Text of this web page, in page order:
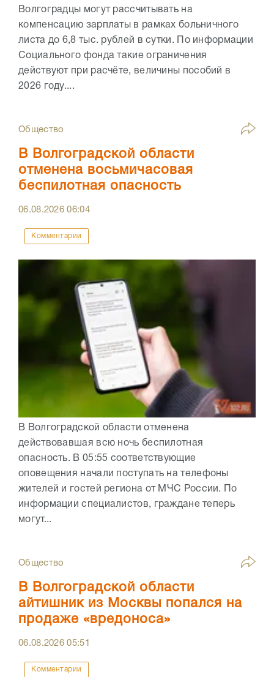
Волгоградцы могут рассчитывать на
компенсацию зарплаты в рамках больничного
листа до 6,8 тыс. рублей в сутки. По информации
Социального фонда такие ограничения
действуют при расчёте, величины пособий в
2026 году....
Общество
В Волгоградской области
отменена восьмичасовая
беспилотная опасность
06.08.202606:04
Комментарии
В Волгоградской области отменена
действовавшая всю ночь беспилотная
опасность. В 05:55 соответствующие
оповещения начали поступать на телефоны
жителей и гостей региона от МЧС России. По
информации специалистов, граждане теперь
могут...
Общество
В Волгоградской области
айтишник из Москвы попался на
продаже «вредоноса»
06.08.202605:51
Комментарии